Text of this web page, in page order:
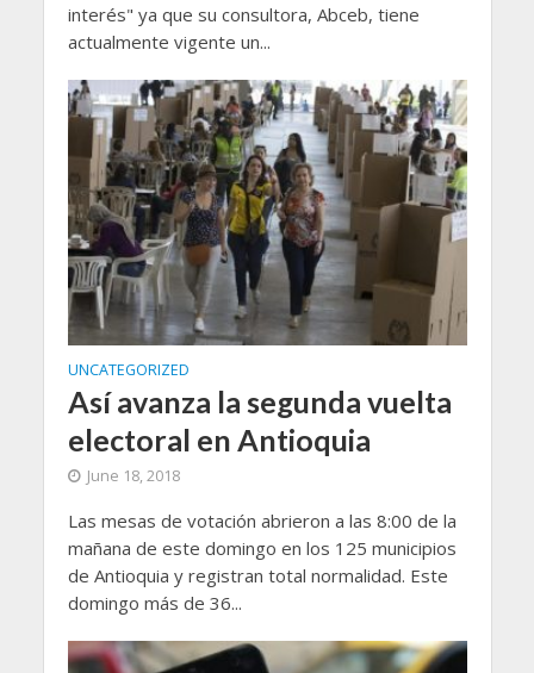
interés" ya que su consultora, Abceb, tiene
actualmente vigente un...
UNCATEGORIZED
Así avanza la segunda vuelta
electoral en Antioquia
June 18, 2018
Las mesas de votación abrieron a las 8:00 de la
mañana de este domingo en los 125 municipios
de Antioquia y registran total normalidad. Este
domingo más de 36...